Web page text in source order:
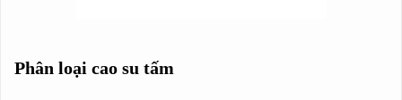
Phân loại cao su tấm